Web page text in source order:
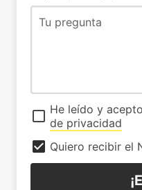
He leído y
de privacidad
Quiero recibir el